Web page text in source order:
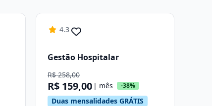
4.3
Gestão Hospitalar
R$ 258,00
R$ 159,00 | mês -38%
Duas mensalidades GRÁTIS